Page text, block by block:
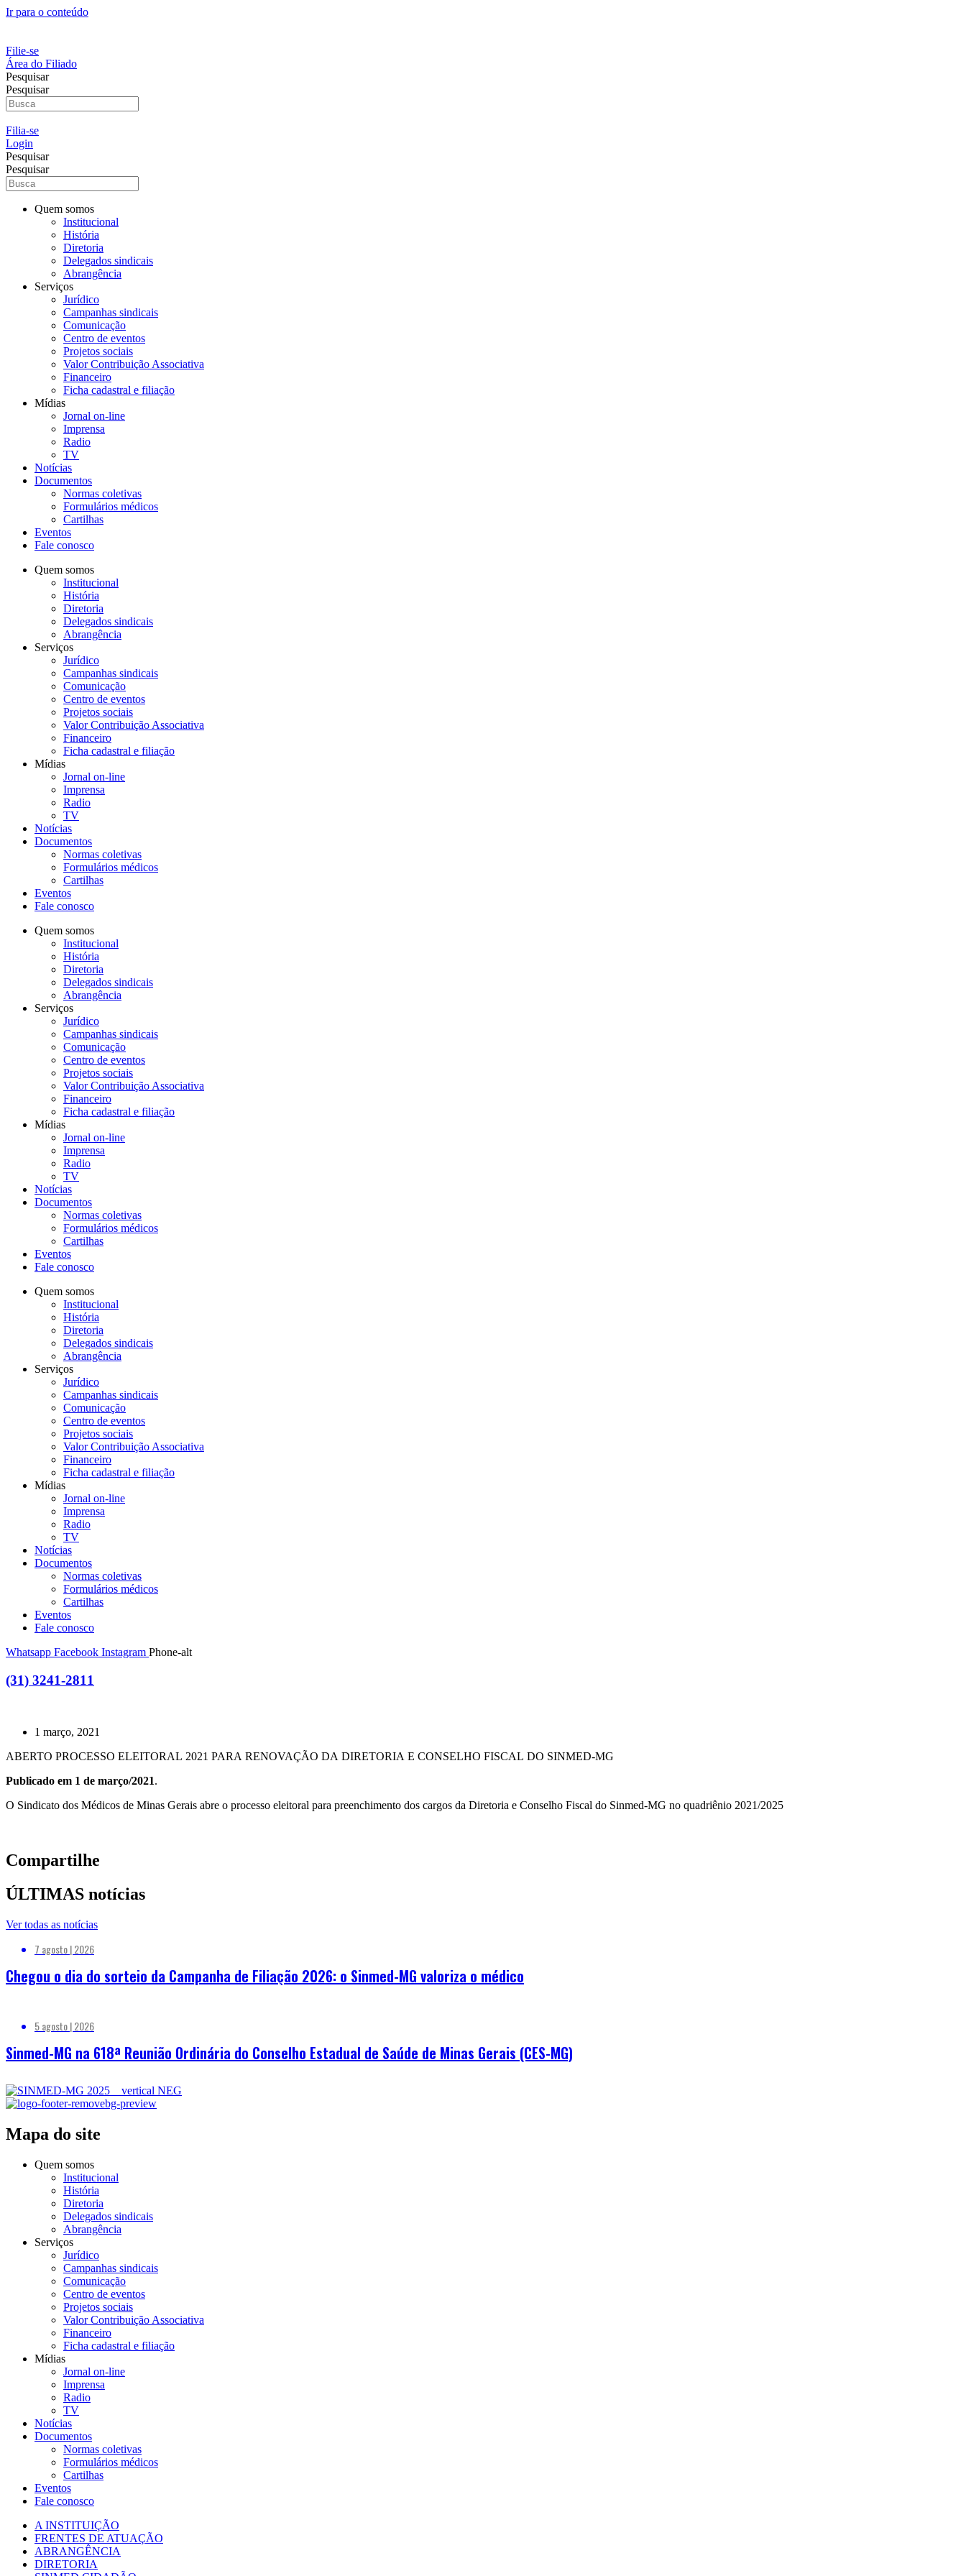
Ir para o conteúdo
Filie-se
Área do Filiado
Pesquisar
Pesquisar
Filia-se
Login
Pesquisar
Pesquisar
Quem somos
Institucional
História
Diretoria
Delegados sindicais
Abrangência
Serviços
Jurídico
Campanhas sindicais
Comunicação
Centro de eventos
Projetos sociais
Valor Contribuição Associativa
Financeiro
Ficha cadastral e filiação
Mídias
Jornal on-line
Imprensa
Radio
TV
Notícias
Documentos
Normas coletivas
Formulários médicos
Cartilhas
Eventos
Fale conosco
Quem somos
Institucional
História
Diretoria
Delegados sindicais
Abrangência
Serviços
Jurídico
Campanhas sindicais
Comunicação
Centro de eventos
Projetos sociais
Valor Contribuição Associativa
Financeiro
Ficha cadastral e filiação
Mídias
Jornal on-line
Imprensa
Radio
TV
Notícias
Documentos
Normas coletivas
Formulários médicos
Cartilhas
Eventos
Fale conosco
Quem somos
Institucional
História
Diretoria
Delegados sindicais
Abrangência
Serviços
Jurídico
Campanhas sindicais
Comunicação
Centro de eventos
Projetos sociais
Valor Contribuição Associativa
Financeiro
Ficha cadastral e filiação
Mídias
Jornal on-line
Imprensa
Radio
TV
Notícias
Documentos
Normas coletivas
Formulários médicos
Cartilhas
Eventos
Fale conosco
Quem somos
Institucional
História
Diretoria
Delegados sindicais
Abrangência
Serviços
Jurídico
Campanhas sindicais
Comunicação
Centro de eventos
Projetos sociais
Valor Contribuição Associativa
Financeiro
Ficha cadastral e filiação
Mídias
Jornal on-line
Imprensa
Radio
TV
Notícias
Documentos
Normas coletivas
Formulários médicos
Cartilhas
Eventos
Fale conosco
Whatsapp Facebook Instagram Phone-alt
(31) 3241-2811
1 março, 2021
ABERTO PROCESSO ELEITORAL 2021 PARA RENOVAÇÃO DA DIRETORIA E CONSELHO FISCAL DO SINMED-MG
Publicado em 1 de março/2021.
O Sindicato dos Médicos de Minas Gerais abre o processo eleitoral para preenchimento dos cargos da Diretoria e Conselho Fiscal do Sinmed-MG no quadriênio 2021/2025
Compartilhe
ÚLTIMAS notícias
Ver todas as notícias
7 agosto | 2026
Chegou o dia do sorteio da Campanha de Filiação 2026: o Sinmed-MG valoriza o médico
5 agosto | 2026
Sinmed-MG na 618ª Reunião Ordinária do Conselho Estadual de Saúde de Minas Gerais (CES-MG)
Mapa do site
Quem somos
Institucional
História
Diretoria
Delegados sindicais
Abrangência
Serviços
Jurídico
Campanhas sindicais
Comunicação
Centro de eventos
Projetos sociais
Valor Contribuição Associativa
Financeiro
Ficha cadastral e filiação
Mídias
Jornal on-line
Imprensa
Radio
TV
Notícias
Documentos
Normas coletivas
Formulários médicos
Cartilhas
Eventos
Fale conosco
A INSTITUIÇÃO
FRENTES DE ATUAÇÃO
ABRANGÊNCIA
DIRETORIA